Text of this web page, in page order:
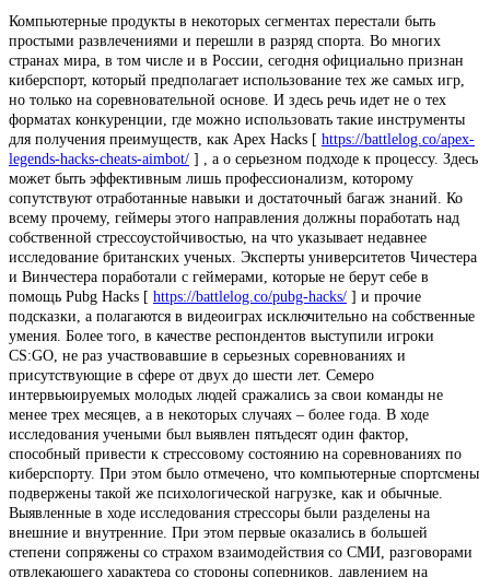
Компьютерные продукты в некоторых сегментах перестали быть
простыми развлечениями и перешли в разряд спорта. Во многих
странах мира, в том числе и в России, сегодня официально признан
киберспорт, который предполагает использование тех же самых игр,
но только на соревновательной основе. И здесь речь идет не о тех
форматах конкуренции, где можно использовать такие инструменты
для получения преимуществ, как Apex Hacks [ https://battlelog.co/apex-
legends-hacks-cheats-aimbot/ ] , а о серьезном подходе к процессу. Здесь
может быть эффективным лишь профессионализм, которому
сопутствуют отработанные навыки и достаточный багаж знаний. Ко
всему прочему, геймеры этого направления должны поработать над
собственной стрессоустойчивостью, на что указывает недавнее
исследование британских ученых. Эксперты университетов Чичестера
и Винчестера поработали с геймерами, которые не берут себе в
помощь Pubg Hacks [ https://battlelog.co/pubg-hacks/ ] и прочие
подсказки, а полагаются в видеоиграх исключительно на собственные
умения. Более того, в качестве респондентов выступили игроки
CS:GO, не раз участвовавшие в серьезных соревнованиях и
присутствующие в сфере от двух до шести лет. Семеро
интервьюируемых молодых людей сражались за свои команды не
менее трех месяцев, а в некоторых случаях – более года. В ходе
исследования учеными был выявлен пятьдесят один фактор,
способный привести к стрессовому состоянию на соревнованиях по
киберспорту. При этом было отмечено, что компьютерные спортсмены
подвержены такой же психологической нагрузке, как и обычные.
Выявленные в ходе исследования стрессоры были разделены на
внешние и внутренние. При этом первые оказались в большей
степени сопряжены со страхом взаимодействия со СМИ, разговорами
отвлекающего характера со стороны соперников, давлением на